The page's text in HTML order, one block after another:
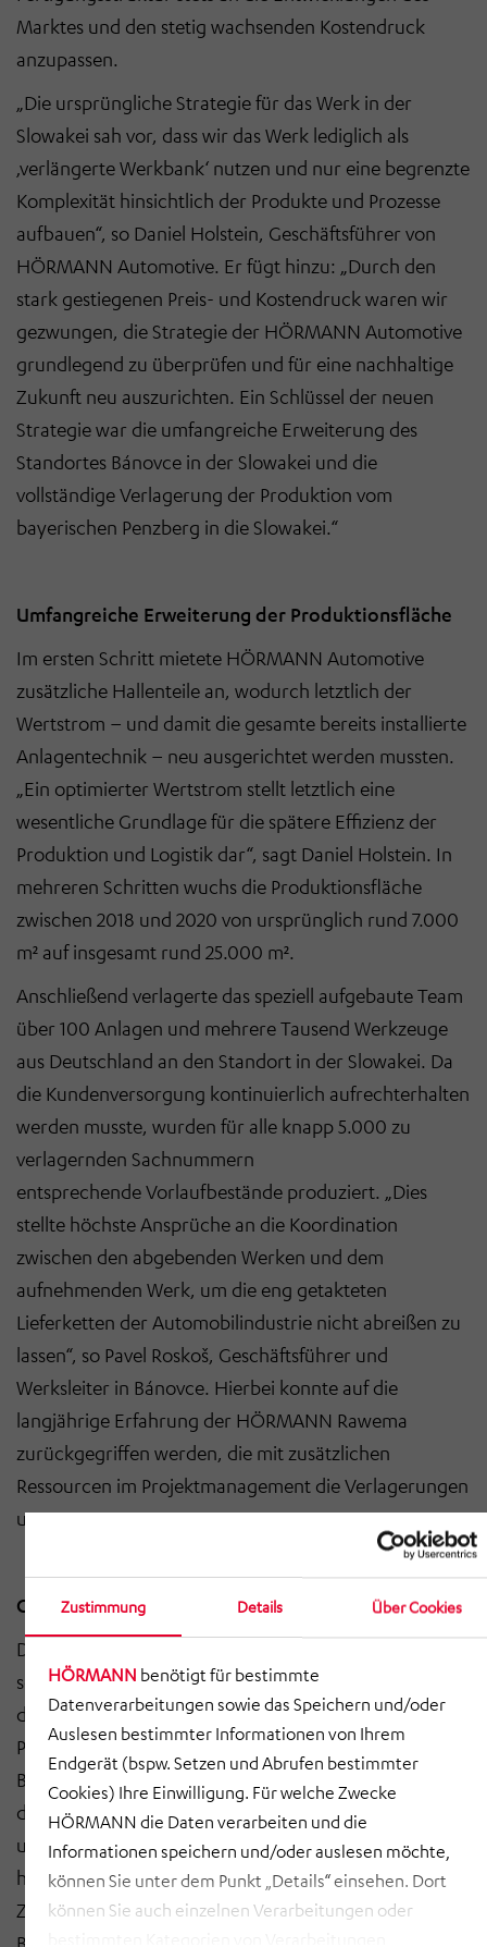
Zustimmung Details Über Cookies
HÖRMANN benötigt für bestimmte
Datenverarbeitungen sowie das Speichern und/oder
Auslesen bestimmter Informationen von Ihrem
Endgerät (bspw. Setzen und Abrufen bestimmter
Cookies) Ihre Einwilligung. Für welche Zwecke
HÖRMANN die Daten verarbeiten und die
Informationen speichern und/oder auslesen möchte,
können Sie unter dem Punkt „Details“ einsehen. Dort
können Sie auch einzelnen Verarbeitungen oder
Marktes und den stetig wachsenden Kostendruck
anzupassen.
„Die ursprüngliche Strategie für das Werk in der
Slowakei sah vor, dass wir das Werk lediglich als
‚verlängerte Werkbank‘ nutzen und nur eine begrenzte
Komplexität hinsichtlich der Produkte und Prozesse
aufbauen“, so Daniel Holstein, Geschäftsführer von
HÖRMANN Automotive. Er fügt hinzu: „Durch den
stark gestiegenen Preis- und Kostendruck waren wir
gezwungen, die Strategie der HÖRMANN Automotive
grundlegend zu überprüfen und für eine nachhaltige
Zukunft neu auszurichten. Ein Schlüssel der neuen
Strategie war die umfangreiche Erweiterung des
Standortes Bánovce in der Slowakei und die
vollständige Verlagerung der Produktion vom
bayerischen Penzberg in die Slowakei.“
Umfangreiche Erweiterung der Produktionsfläche
Im ersten Schritt mietete HÖRMANN Automotive
zusätzliche Hallenteile an, wodurch letztlich der
Wertstrom – und damit die gesamte bereits installierte
Anlagentechnik – neu ausgerichtet werden mussten.
„Ein optimierter Wertstrom stellt letztlich eine
wesentliche Grundlage für die spätere Effizienz der
Produktion und Logistik dar“, sagt Daniel Holstein. In
mehreren Schritten wuchs die Produktionsfläche
zwischen 2018 und 2020 von ursprünglich rund 7.000
m² auf insgesamt rund 25.000 m².
Anschließend verlagerte das speziell aufgebaute Team
über 100 Anlagen und mehrere Tausend Werkzeuge
aus Deutschland an den Standort in der Slowakei. Da
die Kundenversorgung kontinuierlich aufrechterhalten
werden musste, wurden für alle knapp 5.000 zu
verlagernden Sachnummern
entsprechendeVorlaufbestände produziert. „Dies
stellte höchste Ansprüche an die Koordination
zwischen den abgebenden Werken und dem
aufnehmenden Werk, um die eng getakteten
Lieferketten der Automobilindustrie nicht abreißen zu
lassen“, so Pavel Roskoš, Geschäftsführer und
Werksleiter in Bánovce. Hierbei konnte auf die
langjährige Erfahrung der HÖRMANN Rawema
zurückgegriffen werden, die mit zusätzlichen
Ressourcen im Projektmanagement die Verlagerungen
unterstützte.
Grundlage für weiteres Wachstum
Dem Team in der Slowakei gelang es, in kurzer Zeit
sowie unter den erschwerenden Rahmenbedingungen
der COVID-19-Pandemie, die neuen Produkte und
Prozesse hochzufahren und „nahtlos“ in die
Belieferung der Kunden einzusteigen. Dabei galt es,
detaillierte Abstimmungen mit den Kunden zu treffen,
um sämtliche Anforderungen des Qualitätssystems
hinsichtlich der Zulassung der Produkte zu erfüllen.
Zudem gab es in der Hochlaufphase fast täglich neue
Belegschaftsmitglieder, die ausgebildet und an ihre